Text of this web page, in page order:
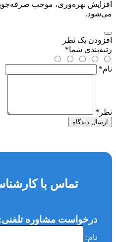
افزایش بهره‌وری، موجب
می‌شود.
افزودن یک نظر
رتبه‌بندی شما*
نام*
نظر *
ارسال دیدگاه
تماس با
درخواست مشاوره
نام: